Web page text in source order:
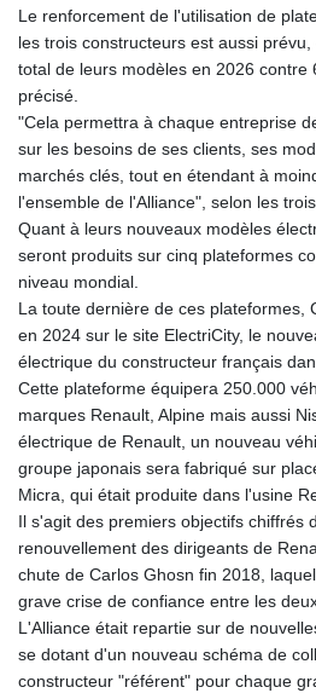
Le renforcement de l'utilisation de
les trois constructeurs est aussi
total de leurs modèles en 2026 contre
précisé.
"Cela permettra à chaque entreprise
sur les besoins de ses clients, ses
marchés clés, tout en étendant à
l'ensemble de l'Alliance", selon les
Quant à leurs nouveaux modèles
seront produits sur cinq plateformes
niveau mondial.
La toute dernière de ces plateformes,
en 2024 sur le site ElectriCity, le
électrique du constructeur français
Cette plateforme équipera 250.000
marques Renault, Alpine mais aussi
électrique de Renault, un nouveau
groupe japonais sera fabriqué sur
Micra, qui était produite dans l'usine
Il s'agit des premiers objectifs chiffrés
renouvellement des dirigeants de
chute de Carlos Ghosn fin 2018,
grave crise de confiance entre les
L'Alliance était repartie sur de
se dotant d'un nouveau schéma de
constructeur "référent" pour chaque